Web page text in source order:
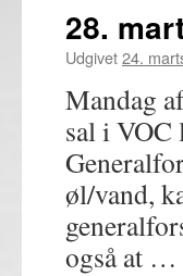
28.
Udgivet24.
Mandag
sal i VOC
øl/vand,
også at …